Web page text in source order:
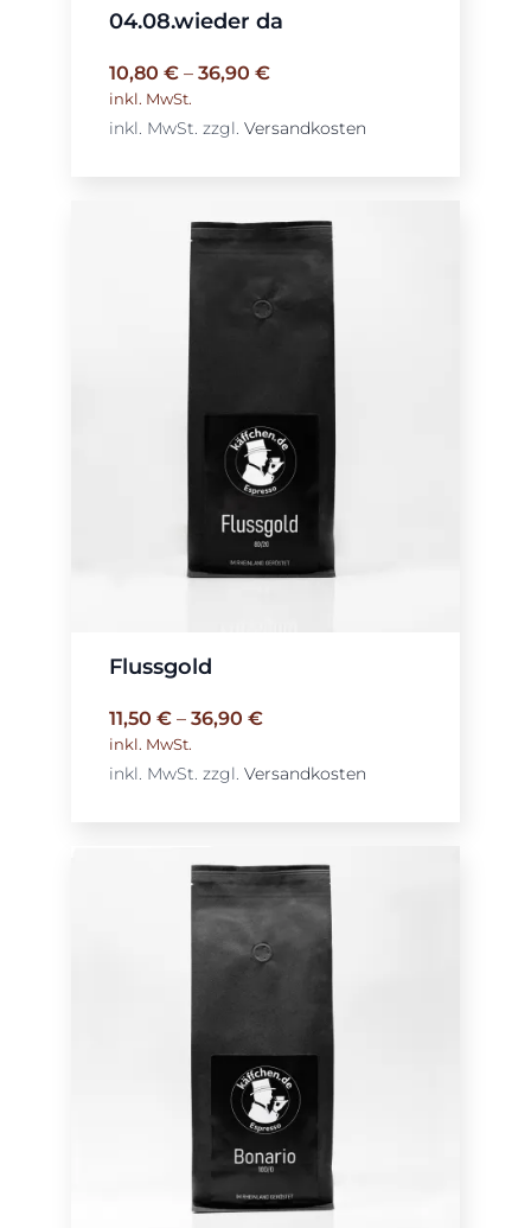
04.08.wieder da
10,80 €– 36,90 €
inkl. MwSt.
inkl. MwSt. zzgl. Versandkosten
Flussgold
11,50 €– 36,90 €
inkl. MwSt.
inkl. MwSt. zzgl. Versandkosten